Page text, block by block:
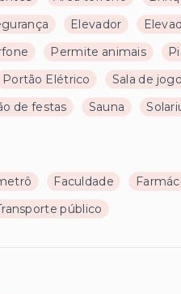
Elevador
Permite animais
Portão Elétrico Sala de
de festas Sauna
Faculdade
público